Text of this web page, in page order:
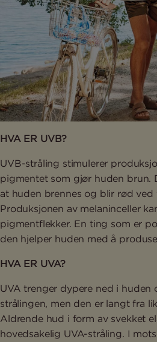
HVA ER UVB?
UVB-stråling stimulerer
pigmentet som gjør huden brun.
at huden brennes og blir rød ved
Produksjonen av melaninceller
pigmentflekker. En ting som er
den hjelper huden med å
HVA ER UVA?
UVA trenger dypere ned i
strålingen, men den er langt fra
Aldrende hud i form av svekket
hovedsakelig UVA-stråling. I